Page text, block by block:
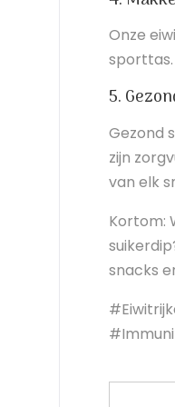
Onze
sporttas.
5.
Gezond
zijn
van elk
Kortom:
snacks